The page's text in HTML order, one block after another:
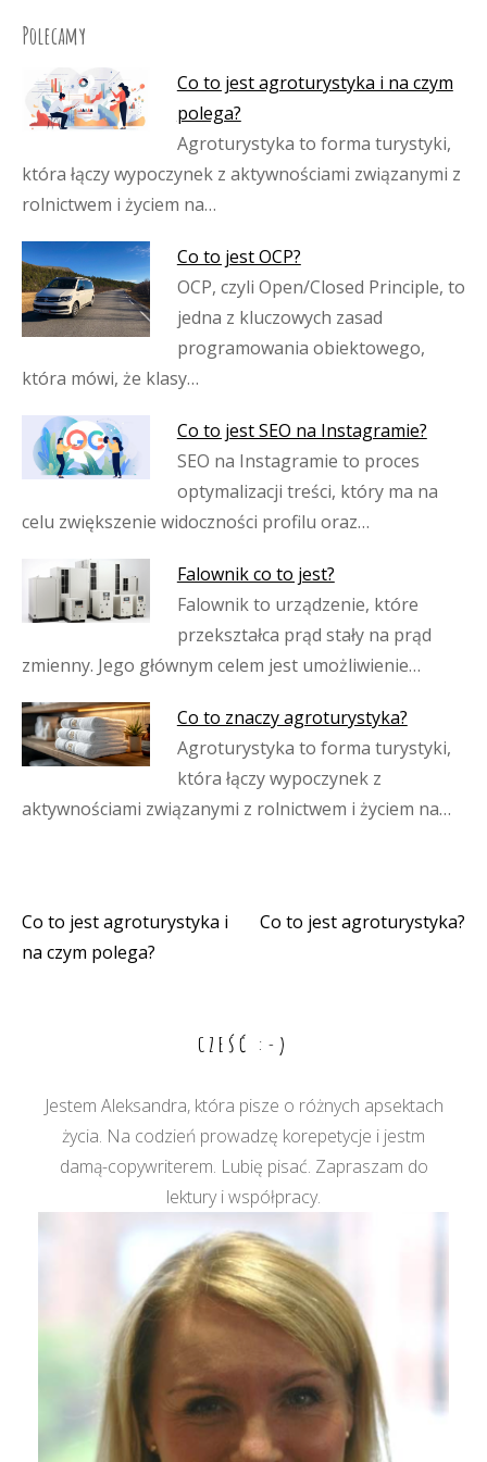
Polecamy
Co to jest agroturystyka i na czym
polega?
Agroturystyka to forma turystyki,
która łączy wypoczynek z aktywnościami związanymi z
rolnictwem i życiem na…
Co to jest OCP?
OCP, czyli Open/Closed Principle, to
jedna z kluczowych zasad
programowania obiektowego,
która mówi, że klasy…
Co to jest SEO na Instagramie?
SEO na Instagramie to proces
optymalizacji treści, który ma na
celu zwiększenie widoczności profilu oraz…
Falownik co to jest?
Falownik to urządzenie, które
przekształca prąd stały na prąd
zmienny. Jego głównym celem jest umożliwienie…
Co to znaczy agroturystyka?
Agroturystyka to forma turystyki,
która łączy wypoczynek z
aktywnościami związanymi z rolnictwem i życiem na…
Nawigacja
Co to jest agroturystyka i
na czym polega?
Co to jest agroturystyka?
CZEŚĆ :-)
Jestem Aleksandra, która pisze o różnych apsektach
życia. Na codzień prowadzę korepetycje i jestm
damą-copywriterem. Lubię pisać. Zapraszam do
lektury i współpracy.